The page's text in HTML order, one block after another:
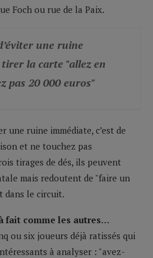
Foch ou rue de la Paix.
une ruine
tirer la carte "allez en
pas 20 000 euros"
une ruine immédiate, c’est de
et ne touchez pas
tirages de dés, ils peuvent
mais redoutent de "faire un
dans le circuit.
fait comme les autres…
ou six joueurs déjà ratissés qui
à analyser : "avez-